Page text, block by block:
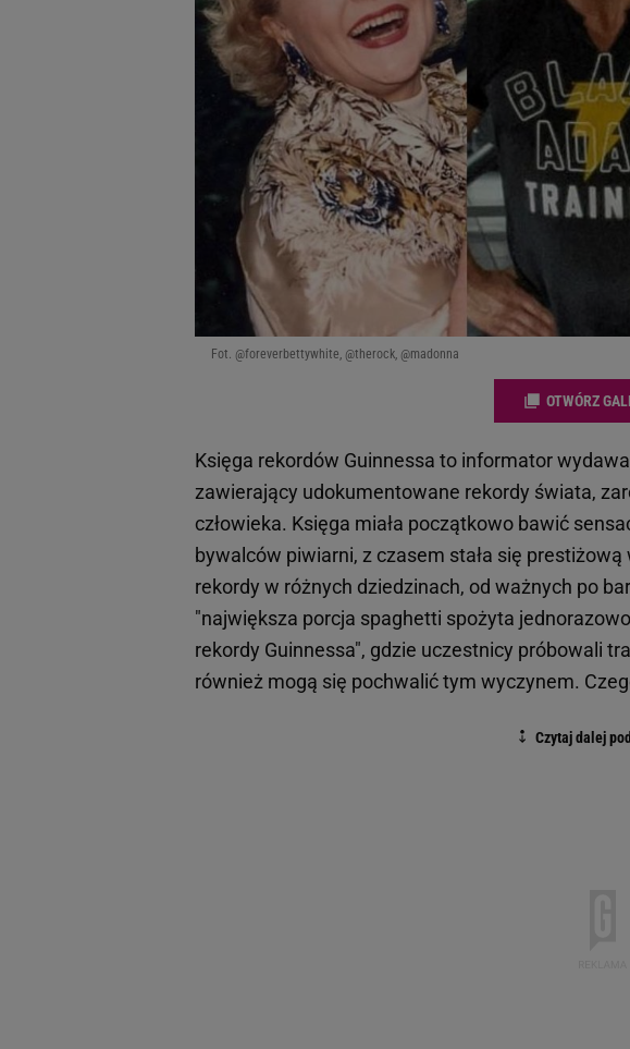
Fot. @foreverbettywhite, @therock, @madonna
OTWÓRZ
Księga rekordów Guinnessa to informator
zawierający udokumentowane rekordy świata,
człowieka. Księga miała początkowo bawić
bywalców piwiarni, z czasem stała się
rekordy w różnych dziedzinach, od ważnych po
"największa porcja spaghetti spożyta
rekordy Guinnessa", gdzie uczestnicy próbowali
również mogą się pochwalić tym wyczynem.